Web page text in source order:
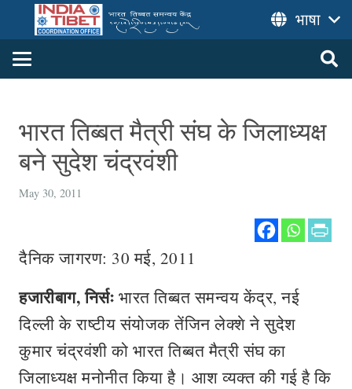
भाषा
भारत तिब्बत मैत्री संघ के जिलाध्यक्ष
बने सुदेश चंद्रवंशी
May 30, 2011
दैनिक जागरण: 30 मई, 2011
हजारीबाग, निर्सः भारत तिब्बत समन्वय केंद्र, नई
दिल्ली के राष्टीय संयोजक तेंजिन लेक्शे ने सुदेश
कुमार चंद्रवंशी को भारत तिब्बत मैत्री संघ का
जिलाध्यक्ष मनोनीत किया है। आश व्यक्त की गई है कि